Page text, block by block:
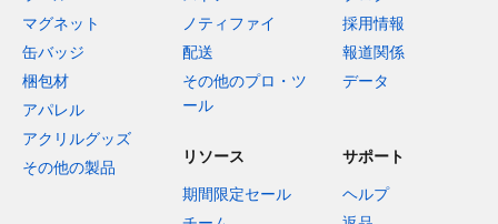
マグネット
缶バッジ
梱包材
アパレル
アクリルグッズ
その他の製品
ノティファイ
配送
その他のプロ・ツ
ール
採用情報
報道関係
データ
リソース
期間限定セール
サポート
ヘルプ